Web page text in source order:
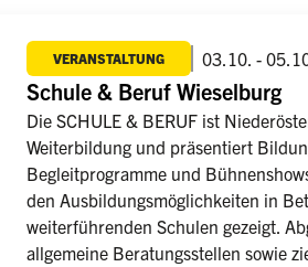
VERANSTALTUNG 03.10. -
Schule & Beruf Wieselburg
Die SCHULE & BERUF ist
Weiterbildung und präsentiert
Begleitprogramme und
den Ausbildungsmöglichkeiten in
weiterführenden Schulen gezeigt.
allgemeine Beratungsstellen sowie